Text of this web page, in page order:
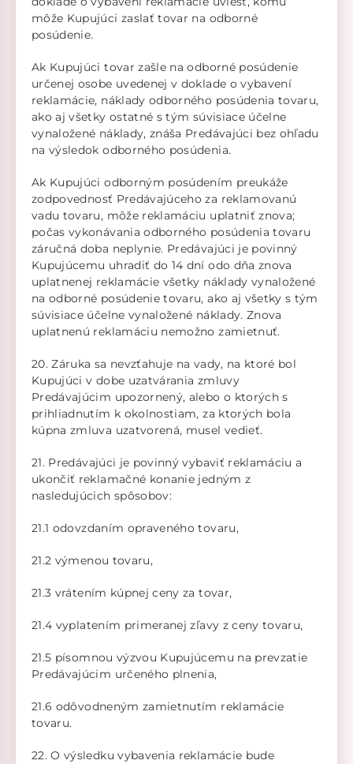
môže Kupujúci zaslať tovar na odborné
posúdenie.
Ak Kupujúci tovar zašle na odborné posúdenie
určenej osobe uvedenej v doklade o vybavení
reklamácie, náklady odborného posúdenia tovaru,
ako aj všetky ostatné s tým súvisiace účelne
vynaložené náklady, znáša Predávajúci bez ohľadu
na výsledok odborného posúdenia.
Ak Kupujúci odborným posúdením preukáže
zodpovednosť Predávajúceho za reklamovanú
vadu tovaru, môže reklamáciu uplatniť znova;
počas vykonávania odborného posúdenia tovaru
záručná doba neplynie. Predávajúci je povinný
Kupujúcemu uhradiť do 14 dní odo dňa znova
uplatnenej reklamácie všetky náklady vynaložené
na odborné posúdenie tovaru, ako aj všetky s tým
súvisiace účelne vynaložené náklady. Znova
uplatnenú reklamáciu nemožno zamietnuť.
20. Záruka sa nevzťahuje na vady, na ktoré bol
Kupujúci v dobe uzatvárania zmluvy
Predávajúcim upozornený, alebo o ktorých s
prihliadnutím k okolnostiam, za ktorých bola
kúpna zmluva uzatvorená, musel vedieť.
21. Predávajúci je povinný vybaviť reklamáciu a
ukončiť reklamačné konanie jedným z
nasledujúcich spôsobov:
21.1 odovzdaním opraveného tovaru,
21.2 výmenou tovaru,
21.3 vrátením kúpnej ceny za tovar,
21.4 vyplatením primeranej zľavy z ceny tovaru,
21.5 písomnou výzvou Kupujúcemu na prevzatie
Predávajúcim určeného plnenia,
21.6 odôvodneným zamietnutím reklamácie
tovaru.
22. O výsledku vybavenia reklamácie bude